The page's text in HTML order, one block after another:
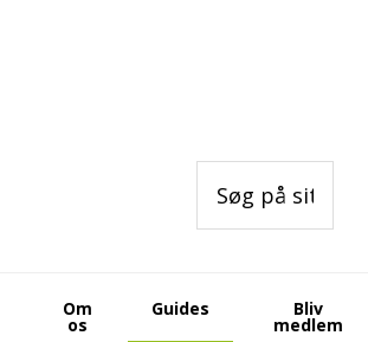
på
sitet
Om
os
Guides Bliv
medlem